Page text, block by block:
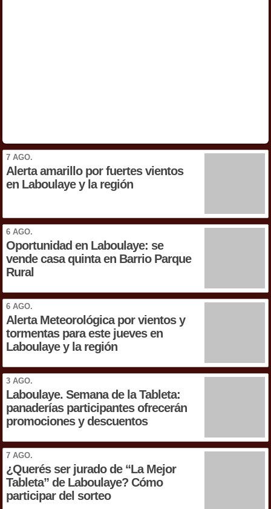
7 AGO.
Alerta amarillo por fuertes vientos
en Laboulaye y la región
6 AGO.
Oportunidad en Laboulaye: se
vende casa quinta en Barrio Parque
Rural
6 AGO.
Alerta Meteorológica por vientos y
tormentas para este jueves en
Laboulaye y la región
3 AGO.
Laboulaye. Semana de la Tableta:
panaderías participantes ofrecerán
promociones y descuentos
7 AGO.
¿Querés ser jurado de “La Mejor
Tableta” de Laboulaye? Cómo
participar del sorteo